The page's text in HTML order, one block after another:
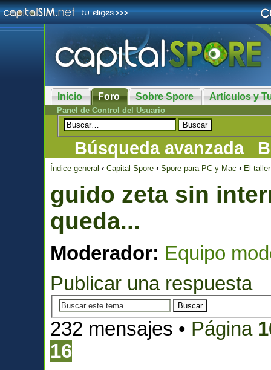
Inicio Foro Sobre Spore Artículos y
Panel de Control del Usuario
Búsqueda avanzada
Índice general ‹ Capital Spore ‹ Spore para PC y Mac ‹ El taller
guido zeta sin
queda...
Moderador: Equipo
Publicar una respuesta
232 mensajes • Página
16